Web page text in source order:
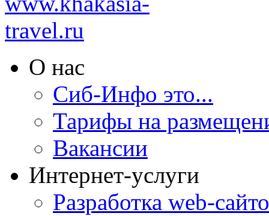
О нас
Сиб-Инфо это...
Тарифы на
Вакансии
Интернет-услуги
Разработка web-